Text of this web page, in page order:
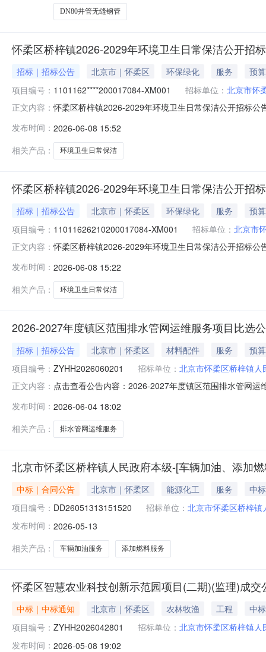
DN80井管无缝钢管
怀柔区桥梓镇2026-2029年环境卫生日常保洁公开招
招标｜招标公告 北京市｜怀柔区 环保绿化 服务
预
项目编号： 1101162****200017084-XM001 招标单位： 北京市怀
正文内容： 怀柔区桥梓镇2026-2029年环境卫生日常保洁公开招标
预算金额：450万元（人民币）最高限价：450万元（人
发布时间： 2026-06-08 15:52
相关产品：
环境卫生日常保洁
怀柔区桥梓镇2026-2029年环境卫生日常保洁公开招
招标｜招标公告 北京市｜怀柔区 环保绿化 服务
预
项目编号： 11011626210200017084-XM001 招标单位： 北京市
正文内容： 怀柔区桥梓镇2026-2029年环境卫生日常保洁公开招标
洁预算金额：450万元（人民币）最高限价：450万元（
发布时间： 2026-06-08 15:22
相关产品：
环境卫生日常保洁
2026-2027年度镇区范围排水管网运维服务项目比选
招标｜招标公告 北京市｜怀柔区 材料配件 服务
预
项目编号： ZYHH2026060201 招标单位： 北京市怀柔区桥梓镇人
正文内容： 点击查看公告内容：2026-2027年度镇区范围排水管网运
发布时间： 2026-06-04 18:02
相关产品：
排水管网运维服务
北京市怀柔区桥梓镇人民政府本级-[车辆加油、添加
中标｜合同公告 北京市｜怀柔区 能源化工 服务
中
项目编号： DD26051313151520 招标单位： 北京市怀柔区桥梓镇
发布时间： 2026-05-13
相关产品：
车辆加油服务 添加燃料服务
怀柔区智慧农业科技创新示范园项目(二期)(监理)成交
中标｜中标通知 北京市｜怀柔区 农林牧渔 工程
中
项目编号： ZYHH2026042801 招标单位： 北京市怀柔区桥梓镇人
发布时间： 2026-05-08 19:02